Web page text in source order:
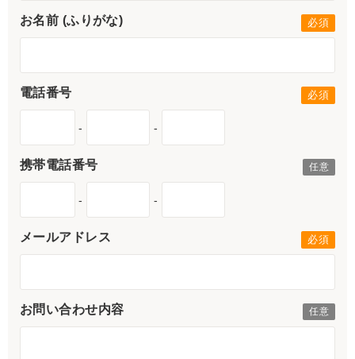
お名前 (ふりがな)
電話番号
- -
携帯電話番号
- -
メールアドレス
お問い合わせ内容